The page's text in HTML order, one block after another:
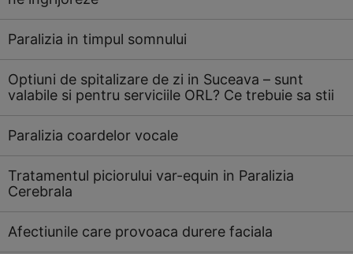
Paralizia in timpul somnului
Optiuni de spitalizare de zi in Suceava – sunt
valabile si pentru serviciile ORL? Ce trebuie sa stii
Paralizia coardelor vocale
Tratamentul piciorului var-equin in Paralizia
Cerebrala
Afectiunile care provoaca durere faciala